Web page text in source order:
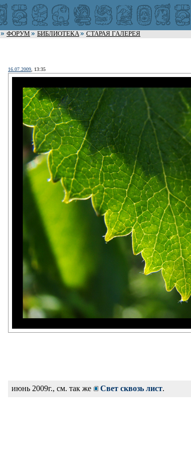
ФОРУМ БИБЛИОТЕКА
СТАРАЯ ГАЛЕРЕЯ
16.07.2009 , 13:35
июнь 2009г., см. так же Свет сквозь лист.